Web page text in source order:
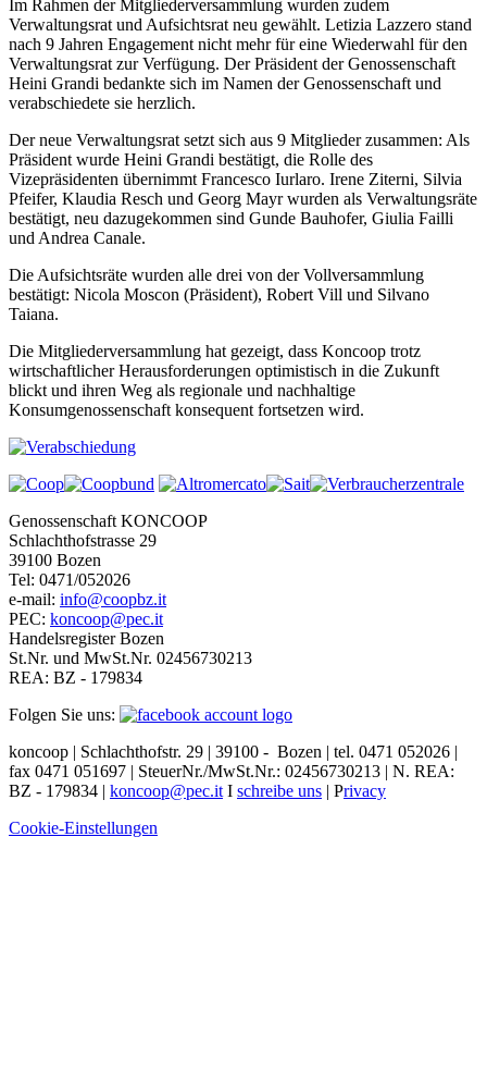
Im Rahmen der Mitgliederversammlung wurden zudem
Verwaltungsrat und Aufsichtsrat neu gewählt. Letizia Lazzero stand
nach 9 Jahren Engagement nicht mehr für eine Wiederwahl für den
Verwaltungsrat zur Verfügung. Der Präsident der Genossenschaft
Heini Grandi bedankte sich im Namen der Genossenschaft und
verabschiedete sie herzlich.
Der neue Verwaltungsrat setzt sich aus 9 Mitglieder zusammen: Als
Präsident wurde Heini Grandi bestätigt, die Rolle des
Vizepräsidenten übernimmt Francesco Iurlaro. Irene Ziterni, Silvia
Pfeifer, Klaudia Resch und Georg Mayr wurden als Verwaltungsräte
bestätigt, neu dazugekommen sind Gunde Bauhofer, Giulia Failli
und Andrea Canale.
Die Aufsichtsräte wurden alle drei von der Vollversammlung
bestätigt: Nicola Moscon (Präsident), Robert Vill und Silvano
Taiana.
Die Mitgliederversammlung hat gezeigt, dass Koncoop trotz
wirtschaftlicher Herausforderungen optimistisch in die Zukunft
blickt und ihren Weg als regionale und nachhaltige
Konsumgenossenschaft konsequent fortsetzen wird.
Genossenschaft KONCOOP
Schlachthofstrasse 29
39100 Bozen
Tel: 0471/052026
e-mail: info@coopbz.it
PEC: koncoop@pec.it
Handelsregister Bozen
St.Nr. und MwSt.Nr. 02456730213
REA: BZ - 179834
Folgen Sie uns:
koncoop | Schlachthofstr. 29 | 39100 - Bozen | tel. 0471 052026 |
fax 0471 051697 | SteuerNr./MwSt.Nr.: 02456730213 | N. REA:
BZ - 179834 | koncoop@pec.it I schreibe uns | Privacy
Cookie-Einstellungen